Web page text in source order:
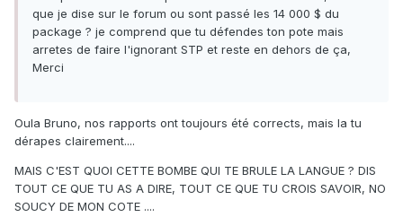
que je dise sur le forum ou sont passé les 14 000 $ du
package ? je comprend que tu défendes ton pote mais
arretes de faire l'ignorant STP et reste en dehors de ça,
Merci
Oula Bruno, nos rapports ont toujours été corrects, mais la tu
dérapes clairement....
MAIS C'EST QUOI CETTE BOMBE QUI TE BRULE LA LANGUE ? DIS
TOUT CE QUE TU AS A DIRE, TOUT CE QUE TU CROIS SAVOIR, NO
SOUCY DE MON COTE ....